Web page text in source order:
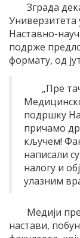
Зграда
Универзитета
Наставно-
подрже
формату, од
„Пре
подршку
причамо
кључем!
написали
налогу и
улазним
Медији
настави,